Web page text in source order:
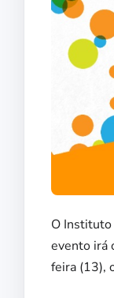
O Instituto
evento irá
feira (13),